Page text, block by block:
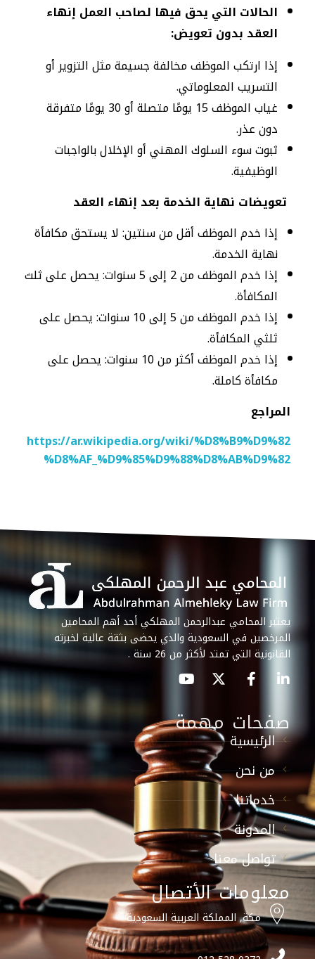
الحالات التي يحق فيها لصاحب العمل إنهاء
العقد بدون تعويض:
إذا ارتكب الموظف مخالفة جسيمة مثل التزوير أو
التسريب المعلوماتي.
غياب الموظف 15 يومًا متصلة أو 30 يومًا متفرقة
دون عذر.
ثبوت سوء السلوك المهني أو الإخلال بالواجبات
الوظيفية.
تعويضات نهاية الخدمة بعد إنهاء العقد
إذا خدم الموظف أقل من سنتين: لا يستحق مكافأة
نهاية الخدمة.
إذا خدم الموظف من 2 إلى 5 سنوات: يحصل على ثلث
المكافأة.
إذا خدم الموظف من 5 إلى 10 سنوات: يحصل على
ثلثي المكافأة.
إذا خدم الموظف أكثر من 10 سنوات: يحصل على
مكافأة كاملة.
المراجع
https://ar.wikipedia.org/wiki/%D8%B9%D9%82
%D8%AF_%D9%85%D9%88%D8%AB%D9%82
يعتبر المحامي عبدالرحمن المهلكي أحد أهم المحامين
المرخصين في السعودية والذي يحضى بثقة عالية لخبرته
القانونية التي تمتد لأكثر من 26 سنة .
صفحات مهمة
الرئيسية
من نحن
خدماتنا
المدونة
تواصل معنا
معلومات الأتصال
مكة, المملكة العربية السعودية